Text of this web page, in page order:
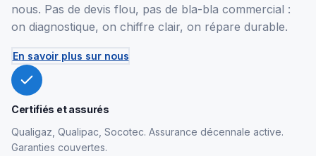
nous. Pas de devis flou, pas de bla-bla commercial :
on diagnostique, on chiffre clair, on répare durable.
En savoir plus sur nous
Certifiés et assurés
Qualigaz, Qualipac, Socotec. Assurance décennale active.
Garanties couvertes.